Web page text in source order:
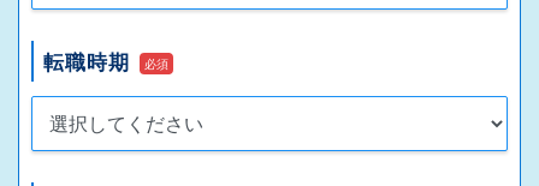
転職時期 必須